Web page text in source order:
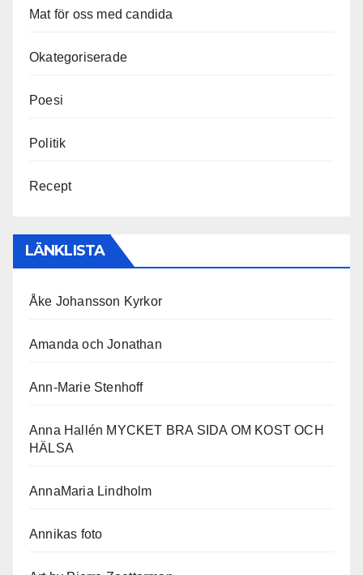
Mat för oss med candida
Okategoriserade
Poesi
Politik
Recept
LÄNKLISTA
Åke Johansson Kyrkor
Amanda och Jonathan
Ann-Marie Stenhoff
Anna Hallén MYCKET BRA SIDA OM KOST OCH
HÄLSA
AnnaMaria Lindholm
Annikas foto